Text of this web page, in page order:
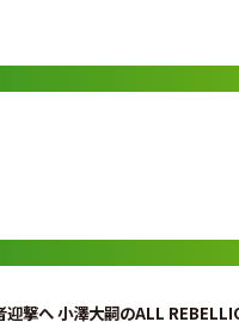
撃へ 小澤大嗣のALL